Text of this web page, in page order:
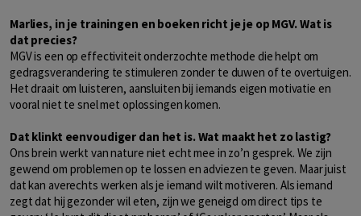
Marlies, in je trainingen en boeken richt je je op MGV. Wat is
dat precies?
MGV is een op effectiviteit onderzochte methode die helpt om
gedragsverandering te stimuleren zonder te duwen of te overtuigen.
Het draait om luisteren, aansluiten bij iemands eigen motivatie en
vooral niet te snel met oplossingen komen.
Dat klinkt eenvoudiger dan het is. Wat maakt het zo lastig?
Ons brein werkt van nature niet echt mee in zo’n gesprek. We zijn
gewend om problemen op te lossen en adviezen te geven. Maar juist
dat kan averechts werken als je iemand wilt motiveren. Als iemand
zegt dat hij gezonder wil eten, zijn we geneigd om direct tips te